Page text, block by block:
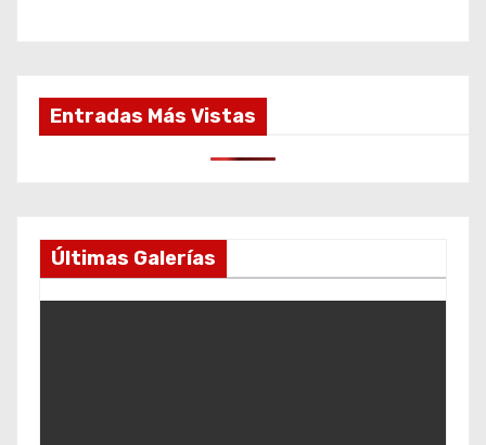
Entradas Más Vistas
Últimas Galerías